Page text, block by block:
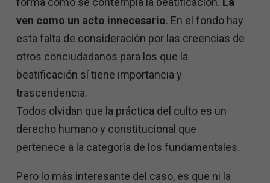
ven como un acto innecesario. En el fondo hay
esta falta de consideración por las creencias de
otros conciudadanos para los que la
beatificación sí tiene importancia y
trascendencia.
Todos olvidan que la práctica del culto es un
derecho humano y constitucional que
pertenece a la categoría de los fundamentales.
Pero lo más interesante del caso, es que ni la